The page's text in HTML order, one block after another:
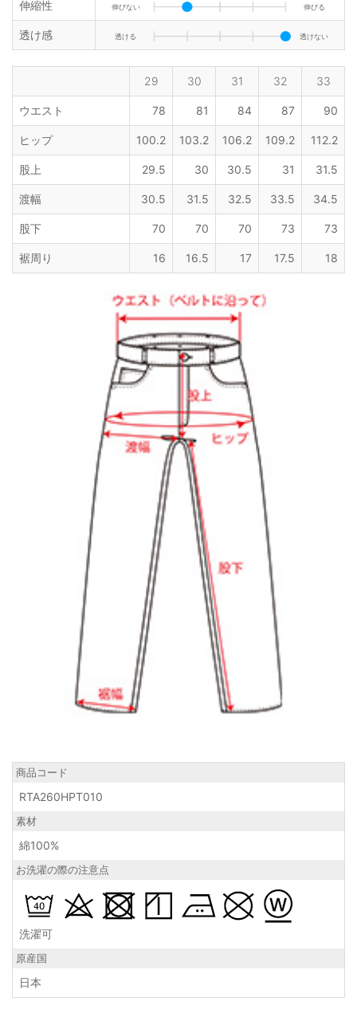
伸縮性 伸びない 伸びる
透け感 透ける 透けない
29 30 31 32 33
ウエスト 78 81 84 87 90
ヒップ 100.2 103.2 106.2 109.2 112.2
股上 29.5 30 30.5 31 31.5
渡幅 30.5 31.5 32.5 33.5 34.5
股下 70 70 70 73 73
裾周り 16 16.5 17 17.5 18
商品コード
RTA260HPT010
素材
綿100%
お洗濯の際の注意点
洗濯可
原産国
日本